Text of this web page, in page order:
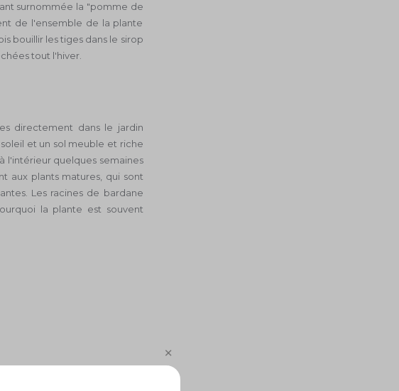
surnommée la "pomme de
de l'ensemble de la plante
bouillir les tiges dans le sirop
tout l'hiver.
directement dans le jardin
et un sol meuble et riche
l'intérieur quelques semaines
aux plants matures, qui sont
Les racines de bardane
la plante est souvent